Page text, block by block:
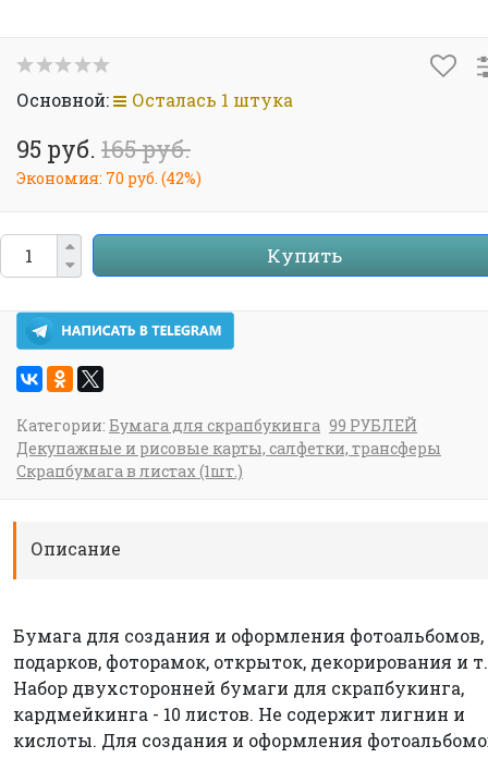
Основной: Осталась 1 штука
95 руб. 165 руб.
Экономия: 70 руб. (42%)
Купить
Категории: Бумага для скрапбукинга 99 РУБЛЕЙ
Декупажные и рисовые карты, салфетки, трансферы
Скрапбумага в листах (1шт.)
Описание
Бумага для создания и оформления фотоальбомов,
подарков, фоторамок, открыток, декорирования и
Набор двухсторонней бумаги для скрапбукинга,
кардмейкинга - 10 листов. Не содержит лигнин и
кислоты. Для создания и оформления